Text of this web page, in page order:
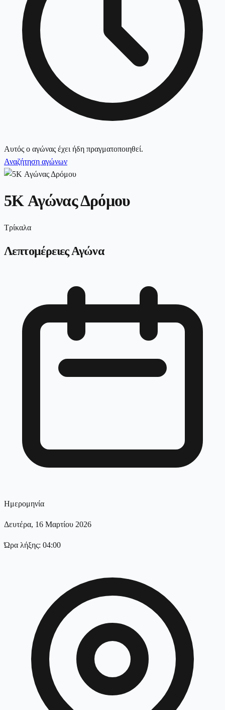
Αυτός ο αγώνας έχει ήδη πραγματοποιηθεί.
Αναζήτηση αγώνων
5K Αγώνας Δρόμου
Τρίκαλα
Λεπτομέρειες Αγώνα
Ημερομηνία
Δευτέρα, 16 Μαρτίου 2026
Ώρα λήξης: 04:00